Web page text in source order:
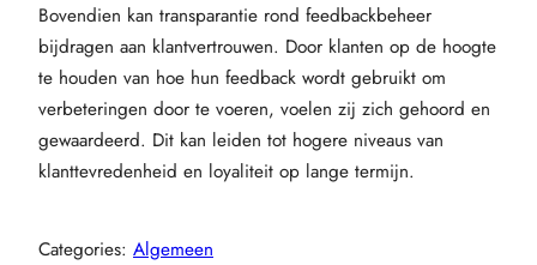
Bovendien kan transparantie rond feedbackbeheer
bijdragen aan klantvertrouwen. Door klanten op de hoogte
te houden van hoe hun feedback wordt gebruikt om
verbeteringen door te voeren, voelen zij zich gehoord en
gewaardeerd. Dit kan leiden tot hogere niveaus van
klanttevredenheid en loyaliteit op lange termijn.
Categories: Algemeen